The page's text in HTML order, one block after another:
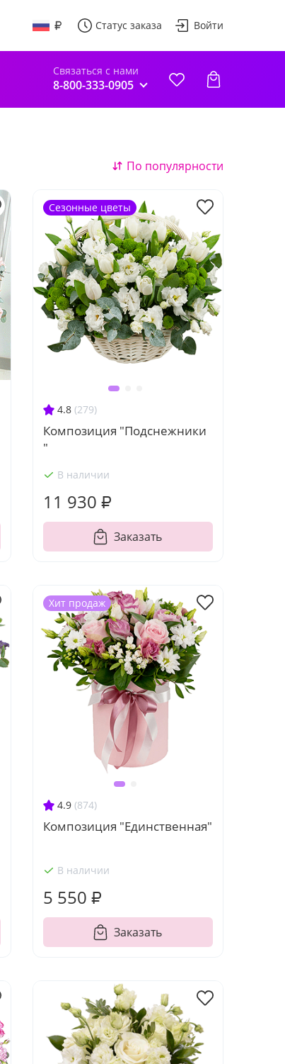
Статус заказа Войти
Связаться с нами
8-800-333-0905
По популярности
4.8 (279)
Композиция "Подснежники
"
В наличии
11 930 ₽
Заказать
Сезонные цветы
4.9 (874)
Композиция "Единственная"
В наличии
5 550 ₽
Заказать
Хит продаж